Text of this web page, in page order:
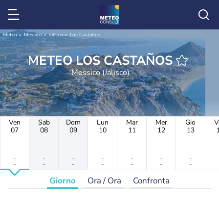
Meteo Messico Jalisco Los Castaños
METEO LOS CASTAÑOS
Messico (Jalisco)
Ven
07
-
-
Sab
08
-
-
Dom
09
-
-
Lun
10
-
-
Mar
11
-
-
Mer
12
-
-
Gio
13
-
-
Giorno Ora / Ora Confronta